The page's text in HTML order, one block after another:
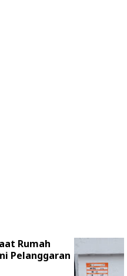
Rumah
Pelanggaran